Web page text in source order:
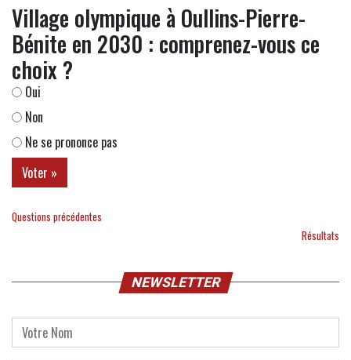
Village olympique à Oullins-Pierre-
Bénite en 2030 : comprenez-vous ce
choix ?
Oui
Non
Ne se prononce pas
Questions précédentes
Résultats
NEWSLETTER